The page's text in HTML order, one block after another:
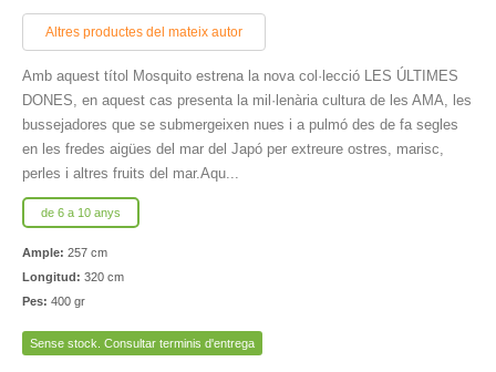
Altres productes del mateix autor
Amb aquest títol Mosquito estrena la nova col·lecció LES ÚLTIMES
DONES, en aquest cas presenta la mil·lenària cultura de les AMA, les
bussejadores que se submergeixen nues i a pulmó des de fa segles
en les fredes aigües del mar del Japó per extreure ostres, marisc,
perles i altres fruits del mar.Aqu...
de 6 a 10 anys
Ample: 257 cm
Longitud: 320 cm
Pes: 400 gr
Sense stock. Consultar terminis d'entrega